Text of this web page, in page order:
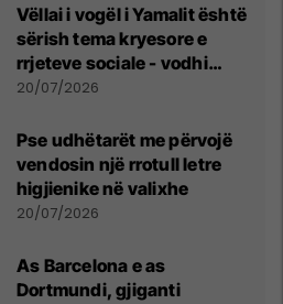
Vëllai i vogël i Yamalit është
sërish tema kryesore e
rrjeteve sociale - vodhi
vëmendjen pas finales së
20/07/2026
Pse udhëtarët me përvojë
vendosin një rrotull letre
higjienike në valixhe
20/07/2026
As Barcelona e as
Dortmundi, gjiganti